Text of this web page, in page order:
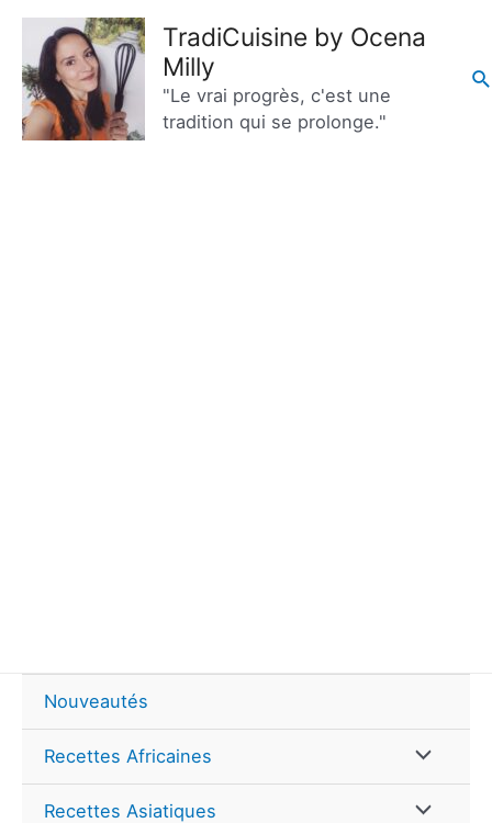
Aller
contenu
TradiCuisine by Ocena
Milly
"Le vrai progrès, c'est une
tradition qui se prolonge."
Nouveautés
Recettes Africaines
de
Recettes Asiatiques